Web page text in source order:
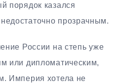
порядок казался
прозрачным.
России на степь уже
или дипломатическим,
Империя хотела не